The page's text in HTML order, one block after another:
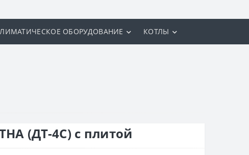
ОБОРУДОВАНИЕ КОТЛЫ
(ДТ-4С) с плитой